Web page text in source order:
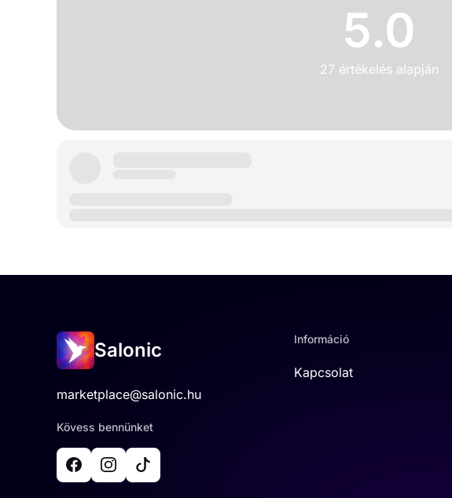
5.0
27 értékelés alapján
Salonic
marketplace@salonic.hu
Kövess bennünket
Információ
Kapcsolat